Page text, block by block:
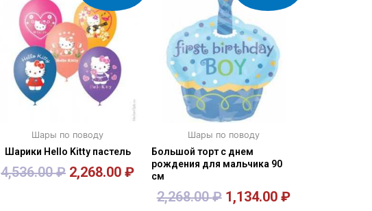
Шары по поводу
Шарики Hello Kitty пастель
4,536.00₽ 2,268.00₽
Шары по поводу
Большой торт с днем
рождения для мальчика 90
см
2,268.00₽ 1,134.00 ₽